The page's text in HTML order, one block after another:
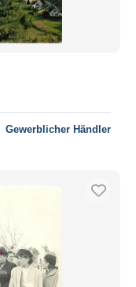
Gewerblicher Händler